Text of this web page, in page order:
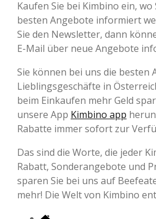
Kaufen Sie bei Kimbino ein,
besten Angebote informiert
Sie den Newsletter, dann
E-Mail über neue Angebote
Sie können bei uns die besten
Lieblingsgeschäfte in
beim Einkaufen mehr Geld
unsere App Kimbino app
Rabatte immer sofort zur
Das sind die Worte, die jeder
Rabatt, Sonderangebote und
sparen Sie bei uns auf
mehr! Die Welt von Kimbino